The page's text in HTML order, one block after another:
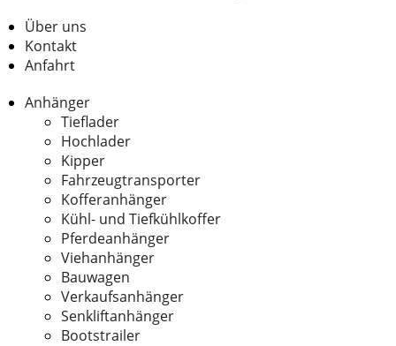
Über uns
Kontakt
Anfahrt
Anhänger
Tieflader
Hochlader
Kipper
Fahrzeugtransporter
Kofferanhänger
Kühl- und Tiefkühlkoffer
Pferdeanhänger
Viehanhänger
Bauwagen
Verkaufsanhänger
Senkliftanhänger
Bootstrailer